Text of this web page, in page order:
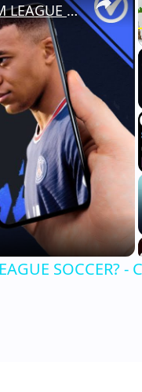
¿Qué juego es mejor el FIFA MOBILE y DREAM LEAGUE SOCCER? - Comparativa de juegos similares
SOCCER? -